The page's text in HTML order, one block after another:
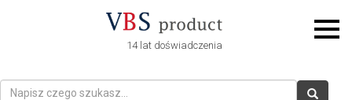
14 lat doświadczenia